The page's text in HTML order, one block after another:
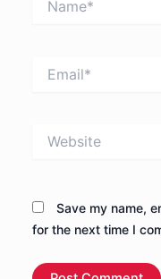
Save my name,
for the next time I